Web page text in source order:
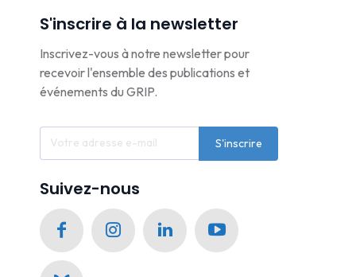
S'inscrire à la newsletter
Inscrivez-vous à notre newsletter pour
recevoir l'ensemble des publications et
événements du GRIP.
S'inscrire
Suivez-nous